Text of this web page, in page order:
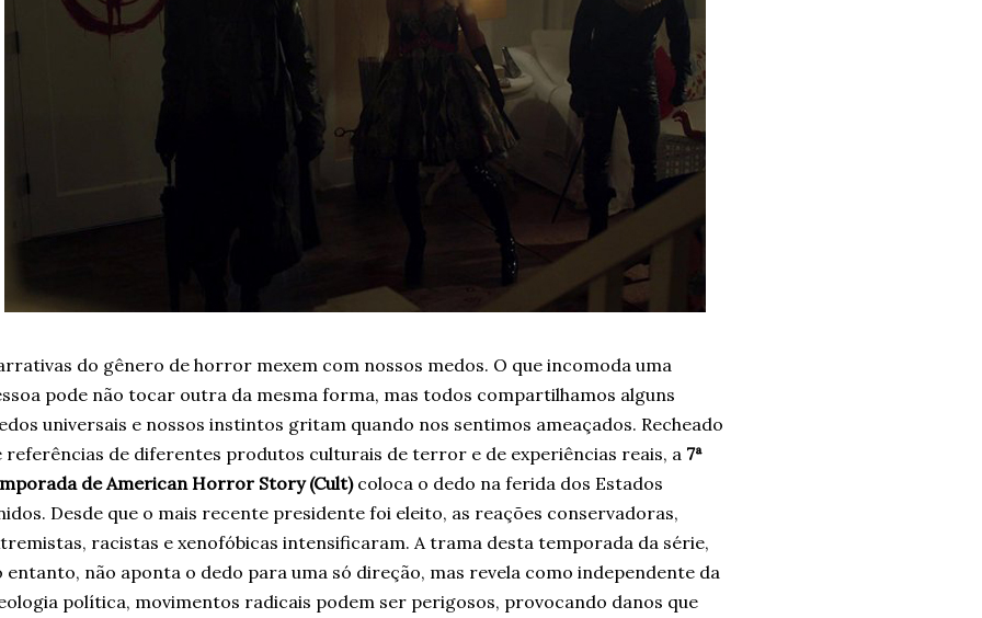
do gênero de horror mexem com nossos medos. O que incomoda uma
pode não tocar outra da mesma forma, mas todos compartilhamos alguns
universais e nossos instintos gritam quando nos sentimos ameaçados. Recheado
referências de diferentes produtos culturais de terror e de experiências reais, a 7ª
de American Horror Story (Cult)coloca o dedo na ferida dos Estados
Desde que o mais recente presidente foi eleito, as reações conservadoras,
racistas e xenofóbicas intensificaram. A trama desta temporada da série,
entanto, não aponta o dedo para uma só direção, mas revela como independente da
política, movimentos radicais podem ser perigosos, provocando danos que